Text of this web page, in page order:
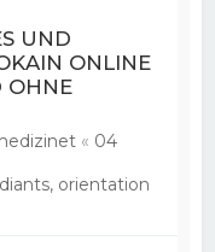
UND
ONLINE
OHNE
« 04
orientation